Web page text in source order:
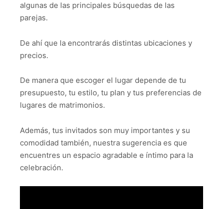
algunas de las principales búsquedas de las
parejas.
De ahí que la encontrarás distintas ubicaciones y
precios.
De manera que escoger el lugar depende de tu
presupuesto, tu estilo, tu plan y tus preferencias de
lugares de matrimonios.
Además, tus invitados son muy importantes y su
comodidad también, nuestra sugerencia es que
encuentres un espacio agradable e íntimo para la
celebración.